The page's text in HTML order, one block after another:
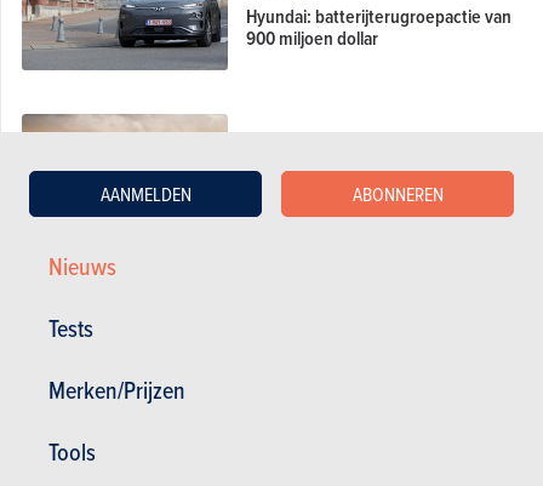
Nieuws
Tests
Merken/Prijzen
Tools
AANMELDEN ABONNEREN
Hyundai: batterijterugroepactie van
900 miljoen dollar
12-01-2021
Hyundai komt met sportieve Kona N